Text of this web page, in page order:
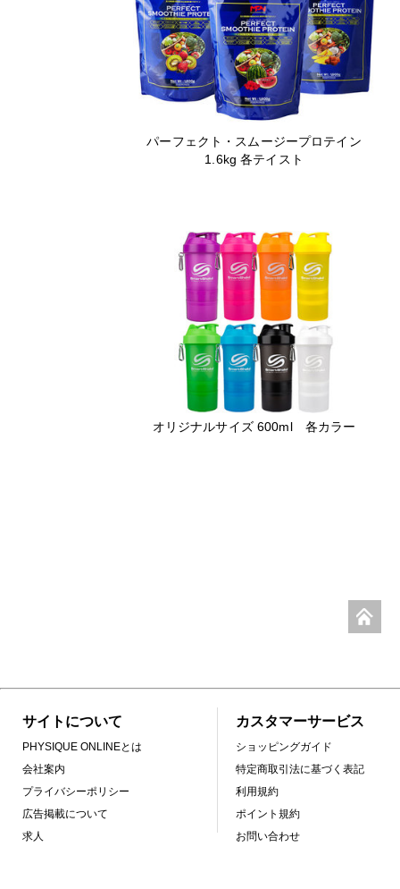
パーフェクト・スムージープロテイン
1.6kg 各テイスト
オリジナルサイズ 600ml 各カラー
サイトについて
PHYSIQUE ONLINEとは
会社案内
プライバシーポリシー
広告掲載について
求人
カスタマーサービス
ショッピングガイド
特定商取引法に基づく表記
利用規約
ポイント規約
お問い合わせ